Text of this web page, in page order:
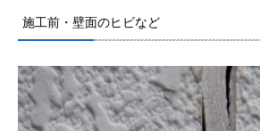
施工前・壁面のヒビなど